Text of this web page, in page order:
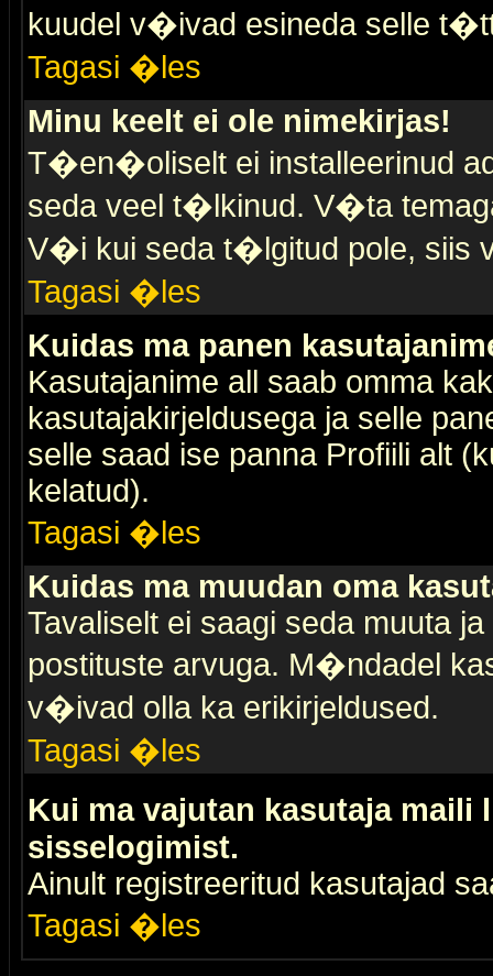
kuudel v�ivad esineda selle
Tagasi �les
Minu keelt ei ole nimekirjas!
T�en�oliselt ei installeerinud
seda veel t�lkinud. V�ta
V�i kui seda t�lgitud pole, siis
Tagasi �les
Kuidas ma panen
Kasutajanime all saab omma
kasutajakirjeldusega ja selle
selle saad ise panna Profiili alt
kelatud).
Tagasi �les
Kuidas ma muudan oma
Tavaliselt ei saagi seda muuta
postituste arvuga. M�ndadel
v�ivad olla ka erikirjeldused.
Tagasi �les
Kui ma vajutan kasutaja
sisselogimist.
Ainult registreeritud kasutajad
Tagasi �les